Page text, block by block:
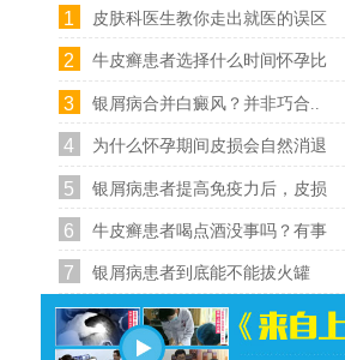
1 皮肤科医生教你走出就医的误区
2 牛皮癣患者选择什么时间怀孕比
3 银屑病合并白癜风？并非巧合..
4 为什么怀孕期间皮损会自然消退
5 银屑病患者提高免疫力后，皮损
6 牛皮癣患者喝点酒没事吗？有事
7 银屑病患者到底能不能拔火罐